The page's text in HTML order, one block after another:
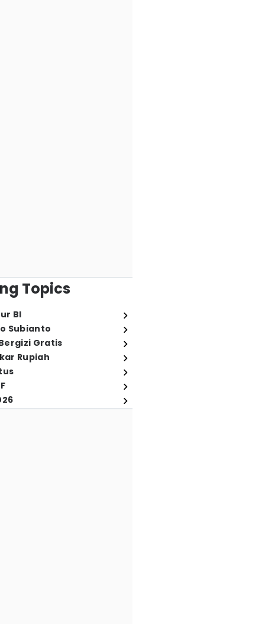
Topics
BI
Subianto
Gratis
Rupiah